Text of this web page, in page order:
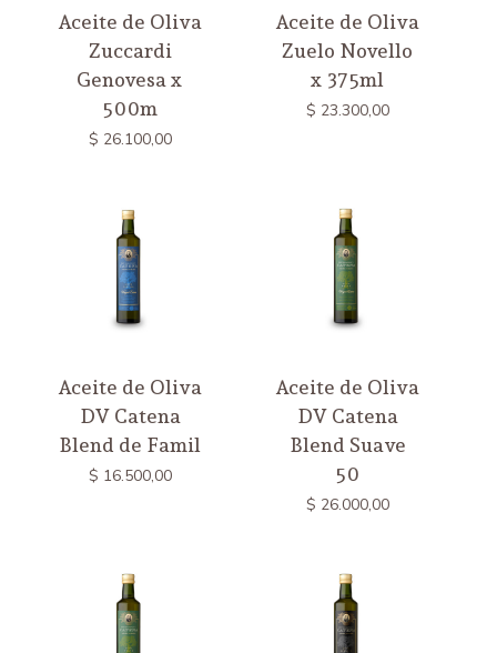
No hay productos en el
Aceite de Oliva
Zuccardi
Genovesa x
500m
$ 26.100,00
Aceite de Oliva
Zuelo Novello
x 375ml
$ 23.300,00
Aceite de Oliva
DV Catena
Blend de Famil
$ 16.500,00
Aceite de Oliva
DV Catena
Blend Suave
50
$ 26.000,00